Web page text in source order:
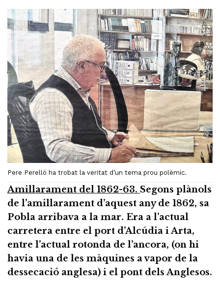
Pere Perelló ha trobat la veritat d’un tema prou polèmic.
Amillarament del 1862-63. Segons plànols
de l’amillarament d’aquest any de 1862, sa
Pobla arribava a la mar. Era a l’actual
carretera entre el port d’Alcúdia i Arta,
entre l’actual rotonda de l’ancora, (on hi
havia una de les màquines a vapor de la
dessecació anglesa) i el pont dels Anglesos.